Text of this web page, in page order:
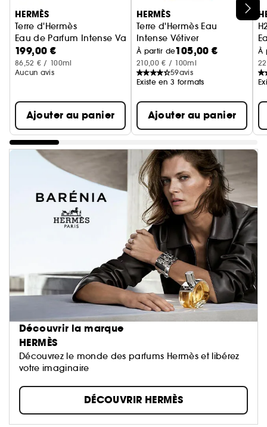
Ignorer le carrousel produits
HERMÈS
Terre d'Hermès
Eau de Parfum Intense Vaporisateur de Voyage et
199,00 €
86,52 € / 100ml
Aucun avis
Ajouter au panier
HERMÈS
Terre d'Hermès Eau
Intense Vétiver
Eau de parfum
À partir de105,00 €
210,00 € / 100ml
59avis
Existe en 3 formats
Ajouter au panier
À
Découvrir la marque
HERMÈS
Découvrez le monde des parfums Hermès et libérez
votre imaginaire
DÉCOUVRIR HERMÈS